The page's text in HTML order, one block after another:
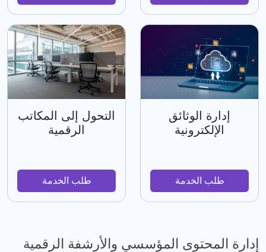
إدارة الوثائق
الإلكترونية
طلب الخدمة
التحول إلى المكاتب
الرقمية
طلب الخدمة
إدارة المحتوى المؤسسي والأرشفة الرقمية